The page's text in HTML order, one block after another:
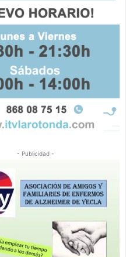
- Publicidad -